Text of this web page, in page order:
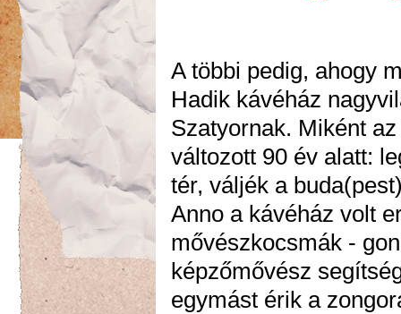
A többi pedig, ahogy
Hadik kávéház
Szatyornak. Miként
változott 90 év alatt:
tér, váljék a
Anno a kávéház volt
mővészkocsmák -
képzőmővész
egymást érik a